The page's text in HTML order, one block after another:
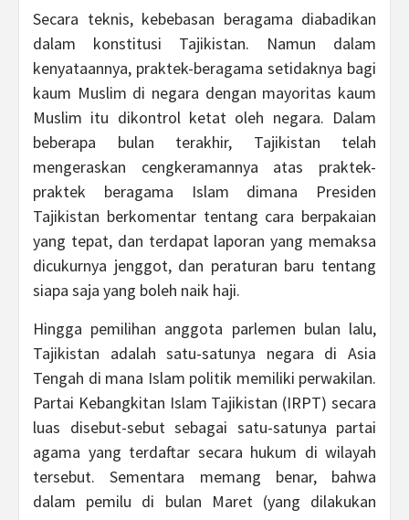
Secara teknis, kebebasan beragama diabadikan
dalam konstitusi Tajikistan. Namun dalam
kenyataannya, praktek-beragama setidaknya bagi
kaum Muslim di negara dengan mayoritas kaum
Muslim itu dikontrol ketat oleh negara. Dalam
beberapa bulan terakhir, Tajikistan telah
mengeraskan cengkeramannya atas praktek-
praktek beragama Islam dimana Presiden
Tajikistan berkomentar tentang cara berpakaian
yang tepat, dan terdapat laporan yang memaksa
dicukurnya jenggot, dan peraturan baru tentang
siapa saja yang boleh naik haji.
Hingga pemilihan anggota parlemen bulan lalu,
Tajikistan adalah satu-satunya negara di Asia
Tengah di mana Islam politik memiliki perwakilan.
Partai Kebangkitan Islam Tajikistan (IRPT) secara
luas disebut-sebut sebagai satu-satunya partai
agama yang terdaftar secara hukum di wilayah
tersebut. Sementara memang benar, bahwa
dalam pemilu di bulan Maret (yang dilakukan